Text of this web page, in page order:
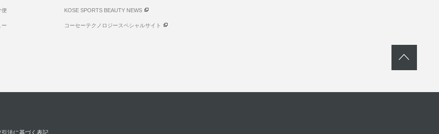
便
ー
KOSE SPORTS BEAUTY NEWS
コーセーテクノロジースペシャルサイト
引法に基づく表記